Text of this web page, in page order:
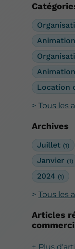
Location
Tous les
Archives
Juillet (1)
Janvier (1)
2024 (1)
Tous les
Articles
Plus